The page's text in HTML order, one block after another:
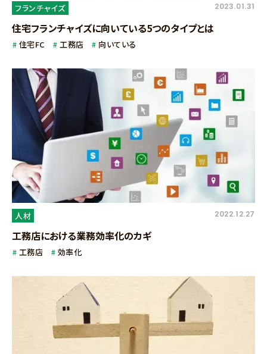
フランチャイズ 2023.01.31
住宅フランチャイズに向いている5つのタイプとは
住宅FC 工務店 向いている
人材 2022.12.27
工務店における業務効率化のカギ
工務店 効率化